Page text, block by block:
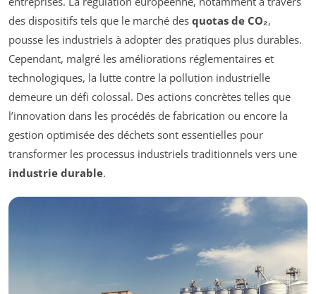
des dispositifs tels que le marché des quotas de CO₂,
pousse les industriels à adopter des pratiques plus durables.
Cependant, malgré les améliorations réglementaires et
technologiques, la lutte contre la pollution industrielle
demeure un défi colossal. Des actions concrètes telles que
l’innovation dans les procédés de fabrication ou encore la
gestion optimisée des déchets sont essentielles pour
transformer les processus industriels traditionnels vers une
industrie durable.